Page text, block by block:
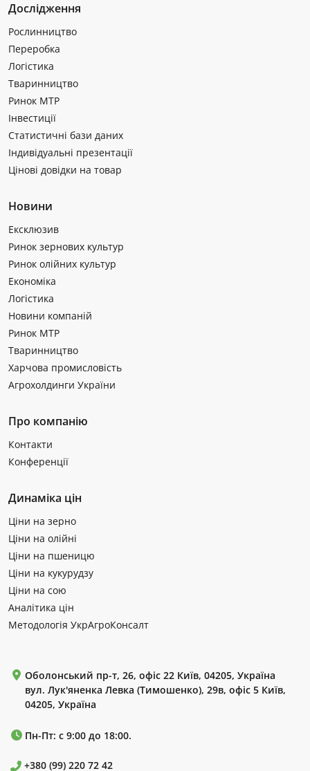
Дослідження
Рослинництво
Переробка
Логістика
Тваринництво
Ринок МТР
Інвестиції
Статистичні бази даних
Індивідуальні презентації
Цінові довідки на товар
Новини
Ексклюзив
Ринок зернових культур
Ринок олійних культур
Економіка
Логістика
Новини компаній
Ринок МТР
Тваринництво
Харчова промисловість
Агрохолдинги України
Про компанію
Контакти
Конференції
Динаміка цін
Ціни на зерно
Ціни на олійні
Ціни на пшеницю
Ціни на кукурудзу
Ціни на сою
Аналітика цін
Методологія УкрАгроКонсалт
Оболонський пр-т, 26, офіс 22 Київ, 04205, Україна
вул. Лук'яненка Левка (Тимошенко), 29в, офіс 5 Київ,
04205, Україна
Пн-Пт: с 9:00 до 18:00.
+380 (99) 220 72 42